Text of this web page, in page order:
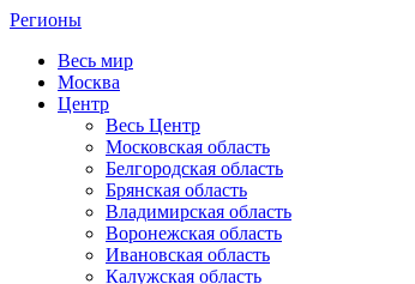
Регионы
Весь мир
Москва
Центр
Весь Центр
Московская область
Белгородская область
Брянская область
Владимирская область
Воронежская область
Ивановская область
Калужская область